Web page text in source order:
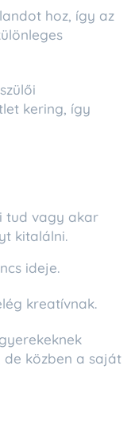
hoz, így az
kering, így
tud vagy akar
kitalálni.
ideje.
kreatívnak.
közben a saját